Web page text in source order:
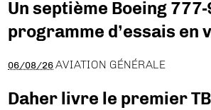
Un septième Boeing
programme d’essais en
06/08/26 AVIATION GÉNÉRALE
Daher livre le premier